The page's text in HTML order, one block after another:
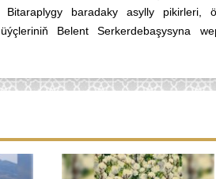
Bitaraplygy baradaky asylly
Belent Serkerdebaşysyna